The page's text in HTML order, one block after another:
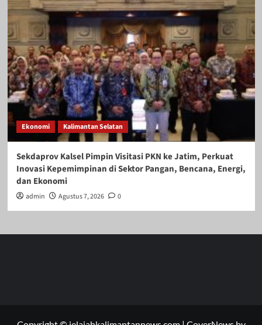
Ekonomi Kalimantan Selatan
Sekdaprov Kalsel Pimpin Visitasi PKN ke Jatim, Perkuat
Inovasi Kepemimpinan di Sektor Pangan, Bencana, Energi,
dan Ekonomi
admin Agustus 7, 2026 0